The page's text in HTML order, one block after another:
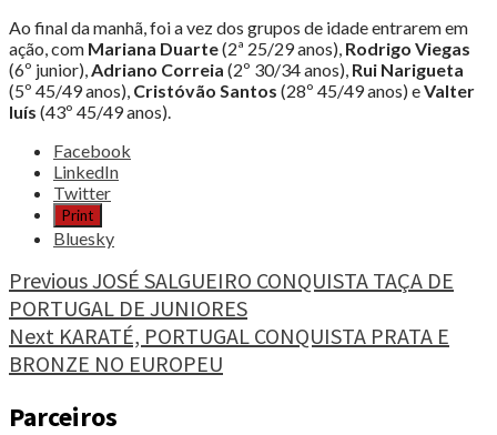
Ao final da manhã, foi a vez dos grupos de idade entrarem em
ação, com Mariana Duarte(2ª 25/29 anos), Rodrigo Viegas
(6º junior), Adriano Correia (2º 30/34 anos), Rui Narigueta
(5º 45/49 anos), Cristóvão Santos (28º 45/49 anos) eValter
luís (43º 45/49 anos).
Share
post
"CASSILDA
CARVALHO
GUSTAVO
DO
CANTO
VICE-
CAMPEÕES
NACIONAIS
TRIATLO"
Facebook
LinkedIn
Twitter
Print
Bluesky
Continue
Reading
PreviousJOSÉ SALGUEIRO CONQUISTA TAÇA DE
PORTUGAL DE JUNIORES
Next KARATÉ, PORTUGAL CONQUISTA PRATA E
BRONZE NO EUROPEU
Parceiros